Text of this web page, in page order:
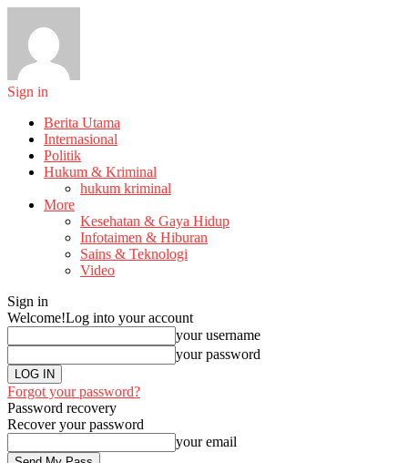
Sign in
Berita Utama
Internasional
Politik
Hukum & Kriminal
hukum kriminal
More
Kesehatan & Gaya Hidup
Infotaimen & Hiburan
Sains & Teknologi
Video
Sign in
Welcome!Log into your account
your username
your password
Forgot your password?
Password recovery
Recover your password
your email